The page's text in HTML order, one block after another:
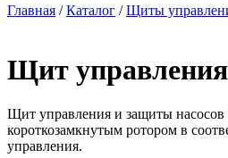
Главная /Каталог /Щиты
Щит
Щит управления и защиты
короткозамкнутым ротором в
управления.